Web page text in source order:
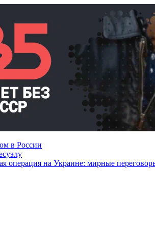
в России
операция на Украине: мирные